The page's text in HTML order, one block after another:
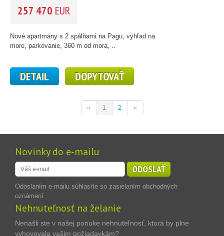
257 470 EUR
Nové apartmány s 2 spálňami na Pagu, výhľad na
more, parkovanie, 360 m od mora, ..
DETAIL DOPYTOVAŤ
« 1 2 »
Novinky do e-mailu
ODOSLAŤ
Odoslaním e-mailu súhlasíte so zasielaním obchodných
oznámení.
Nehnuteľnosť na želanie
Nenašli ste v našej ponuke nehnuteľnosť, ktorá by plne
vyhovovala vašim požiadavkám?